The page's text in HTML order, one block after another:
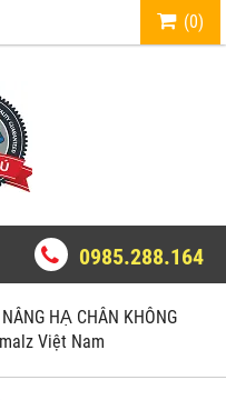
(0)
0985.288.164
HẠ CHÂN KHÔNG
Việt Nam